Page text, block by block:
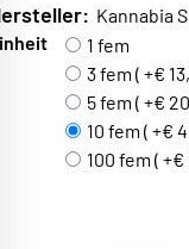
Kannabia
1 fem
3 fem ( +€
5 fem ( +€
10 fem ( +€
100 fem ( +€